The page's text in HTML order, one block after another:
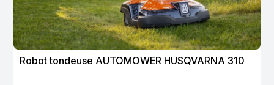
Robot tondeuse AUTOMOWER HUSQVARNA 310